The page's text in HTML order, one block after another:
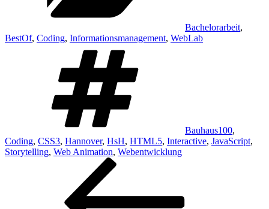
Bachelorarbeit,
BestOf, Coding, Informationsmanagement, WebLab
Bauhaus100,
Coding, CSS3, Hannover, HsH, HTML5, Interactive, JavaScript,
Storytelling, Web Animation, Webentwicklung
Beitragsnavigation